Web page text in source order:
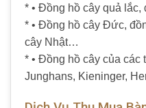
* • Đồng hồ cây quả lắc,
* • Đồng hồ cây Đức,
cây Nhật…
* • Đồng hồ cây của
Junghans, Kieninger,